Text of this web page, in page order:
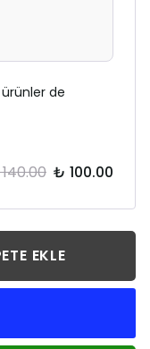
de
₺ 100.00
EKLE